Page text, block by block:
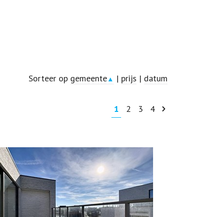
Sorteer op gemeente▲ | prijs | datum
1 2 3 4